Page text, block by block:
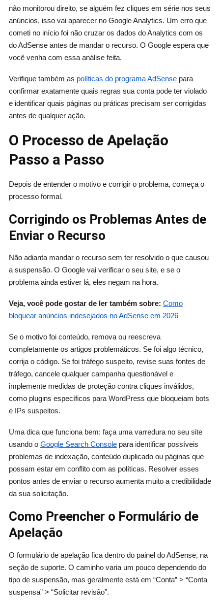
não monitorou direito, se alguém fez cliques em série nos seus
anúncios, isso vai aparecer no Google Analytics. Um erro que
cometi no início foi não cruzar os dados do Analytics com os
do AdSense antes de mandar o recurso. O Google espera que
você venha com essa análise feita.
Verifique também as políticas do programa AdSensepara
confirmar exatamente quais regras sua conta pode ter violado
e identificar quais páginas ou práticas precisam ser corrigidas
antes de qualquer ação.
O Processo de Apelação
Passo a Passo
Depois de entender o motivo e corrigir o problema, começa o
processo formal.
Corrigindo os Problemas Antes de
Enviar o Recurso
Não adianta mandar o recurso sem ter resolvido o que causou
a suspensão. O Google vai verificar o seu site, e se o
problema ainda estiver lá, eles negam na hora.
Veja, você pode gostar de ler também sobre: Como
bloquear anúncios indesejados no AdSense em 2026
Se o motivo foi conteúdo, remova ou reescreva
completamente os artigos problemáticos. Se foi algo técnico,
corrija o código. Se foi tráfego suspeito, revise suas fontes de
tráfego, cancele qualquer campanha questionável e
implemente medidas de proteção contra cliques inválidos,
como plugins específicos para WordPress que bloqueiam bots
e IPs suspeitos.
Uma dica que funciona bem: faça uma varredura no seu site
usando o Google Search Consolepara identificar possíveis
problemas de indexação, conteúdo duplicado ou páginas que
possam estar em conflito com as políticas. Resolver esses
pontos antes de enviar o recurso aumenta muito a credibilidade
da sua solicitação.
Como Preencher o Formulário de
Apelação
O formulário de apelação fica dentro do painel do AdSense, na
seção de suporte. O caminho varia um pouco dependendo do
tipo de suspensão, mas geralmente está em “Conta” > “Conta
suspensa” > “Solicitar revisão”.